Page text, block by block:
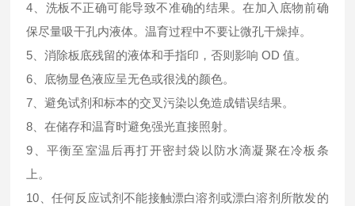
4、洗板不正确可能导致不准确的结果。在加入底物前确
保尽量吸干孔内液体。温育过程中不要让微孔干燥掉。
5、消除板底残留的液体和手指印，否则影响 OD 值。
6、底物显色液应呈无色或很浅的颜色。
7、避免试剂和标本的交叉污染以免造成错误结果。
8、在储存和温育时避免强光直接照射。
9、平衡至室温后再打开密封袋以防水滴凝聚在冷板条
上。
10、任何反应试剂不能接触漂白溶剂或漂白溶剂所散发的